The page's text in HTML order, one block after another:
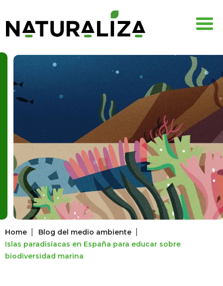
Home Blog del medio ambiente
Islas paradisíacas en España para educar sobre
biodiversidad marina